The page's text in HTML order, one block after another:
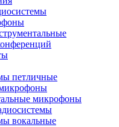
петличные
микрофоны
вокальные